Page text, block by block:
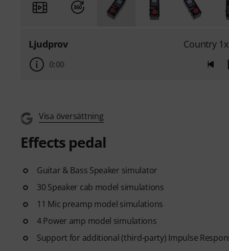
Ljudprov Country
0:00
Visa översättning
Effects pedal
Guitar & Bass Speaker simulator
30 Speaker cab model simulations
11 Mic preamp model simulations
4 Power amp model simulations
Support for additional (third-party) Impulse